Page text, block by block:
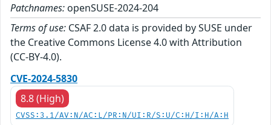
Patchnames: openSUSE-2024-204
Terms of use: CSAF 2.0 data is provided by SUSE under
the Creative Commons License 4.0 with Attribution
(CC-BY-4.0).
CVE-2024-5830
8.8 (High)
CVSS:3.1/AV:N/AC:L/PR:N/UI:R/S:U/C:H/I:H/A:H